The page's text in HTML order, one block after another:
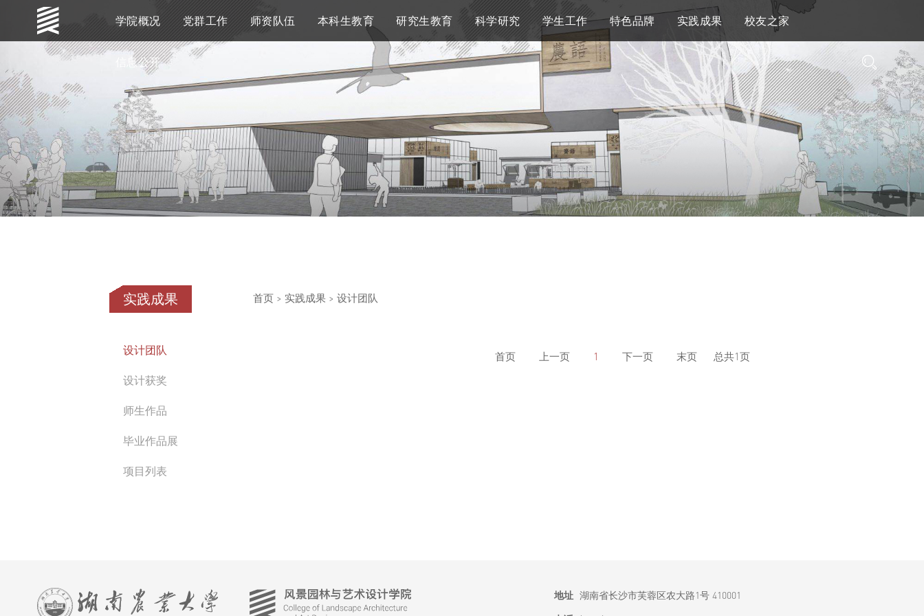
学院概况 党群工作 师资队伍 本科生教育 研究生教育 科学研究 学生工作 特色品牌 实践成果 校友之家
信息公开
实践成果
设计团队
设计获奖
师生作品
毕业作品展
项目列表
首页 > 实践成果 >设计团队
首页 上一页 1 下一页 末页 总共1页
地址 湖南省长沙市芙蓉区农大路1号 410001